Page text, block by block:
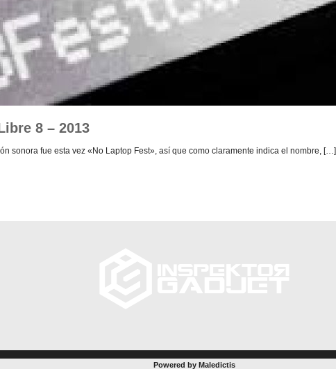
8 – 2013
sonora fue esta vez «No Laptop Fest», así que como claramente indica el nombre, […]
Powered by Maledictis